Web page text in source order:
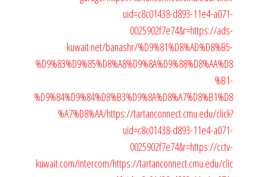
uid=c8c01438-d893-11e4-a071-
0025902f7e74&r=https://ads-
kuwait.net/banashr/%D9%81%D8%AD%D8%B5-
%D9%83%D9%85%D8%A8%D9%8A%D9%88%D8%AA%D8
%B1-
%D9%84%D9%84%D8%B3%D9%8A%D8%A7%D8%B1%D8
%A7%D8%AA/https://tartanconnect.cmu.edu/click?
uid=c8c01438-d893-11e4-a071-
0025902f7e74&r=https://cctv-
kuwait.com/intercom/https://tartanconnect.cmu.edu/clic